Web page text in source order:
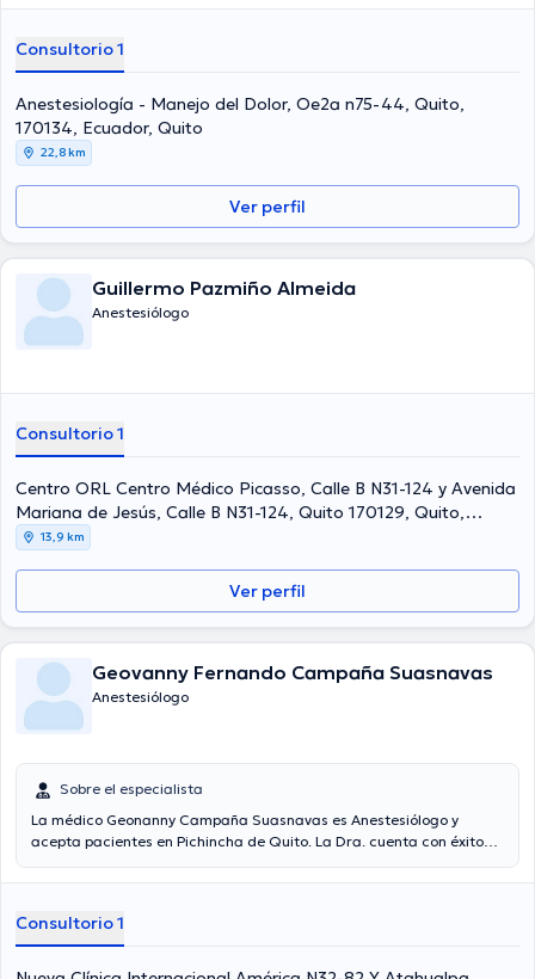
Consultorio 1
Anestesiología - Manejo del Dolor, Oe2a n75-44, Quito,
170134, Ecuador, Quito
22,8 km
Ver perfil
Guillermo Pazmiño Almeida
Anestesiólogo
Consultorio 1
Centro ORL Centro Médico Picasso, Calle B N31-124 y Avenida
Mariana de Jesús, Calle B N31-124, Quito 170129, Quito,
170129, Ecuador, Quito
13,9 km
Ver perfil
Geovanny Fernando Campaña Suasnavas
Anestesiólogo
Sobre el especialista
La médico Geonanny Campaña Suasnavas es Anestesiólogo y
acepta pacientes en Pichincha de Quito. La Dra. cuenta con éxitos
tiene amplios conocimientos en su área de especialidad. La
su disciplina. Incluso, ella ha participado como miembro de diversas
asociaciones médicas. Geonanny Campaña Suasnavas ha
contribuido en diversas conferencias con la meta de tener una
Consultorio 1